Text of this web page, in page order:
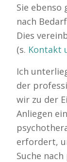
Sie
nach
Dies
(s. Kontakt
Ich
der
wir zu der
Anliegen
erfordert,
Suche